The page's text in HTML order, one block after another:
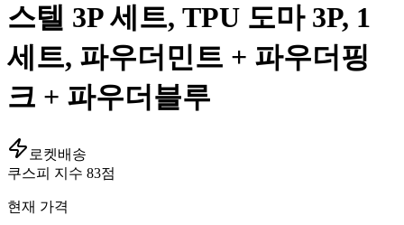
스텔 3P 세트, TPU 도마 3P, 1
세트, 파우더민트 + 파우더핑
크 + 파우더블루
로켓배송
쿠스피 지수 83점
현재 가격